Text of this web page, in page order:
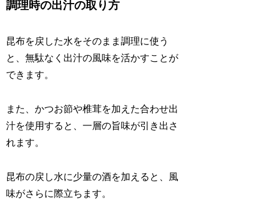
調理時の出汁の取り方
昆布を戻した水をそのまま調理に使う
と、無駄なく出汁の風味を活かすことが
できます。
また、かつお節や椎茸を加えた合わせ出
汁を使用すると、一層の旨味が引き出さ
れます。
昆布の戻し水に少量の酒を加えると、風
味がさらに際立ちます。